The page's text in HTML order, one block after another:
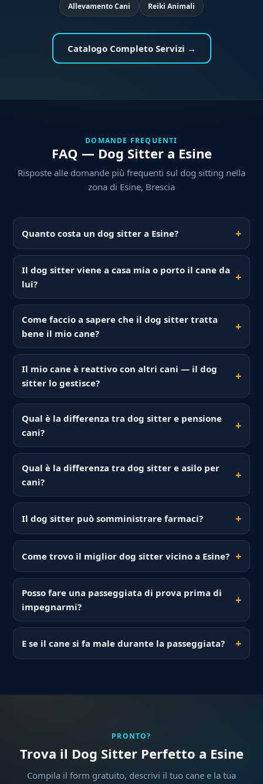
Allevamento Cani Reiki Animali
Catalogo Completo Servizi →
DOMANDE FREQUENTI
FAQ — Dog Sitter a Esine
Risposte alle domande più frequenti sul dog sitting nella
zona di Esine, Brescia
Quanto costa un dog sitter a Esine?
Il dog sitter viene a casa mia o porto il cane da
lui?
Come faccio a sapere che il dog sitter tratta
bene il mio cane?
Il mio cane è reattivo con altri cani — il dog
sitter lo gestisce?
Qual è la differenza tra dog sitter e pensione
cani?
Qual è la differenza tra dog sitter e asilo per
cani?
Il dog sitter può somministrare farmaci?
Come trovo il miglior dog sitter vicino a Esine?
Posso fare una passeggiata di prova prima di
impegnarmi?
E se il cane si fa male durante la passeggiata?
PRONTO?
Trova il Dog Sitter Perfetto a Esine
Compila il form gratuito, descrivi il tuo cane e la tua